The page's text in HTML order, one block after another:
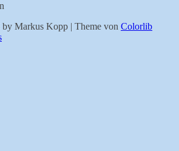
Markus Kopp | Theme von Colorlib